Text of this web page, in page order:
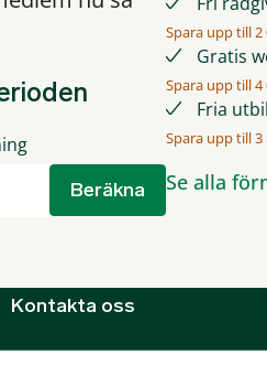
Beräkna
Spara upp till
Gratis
Spara upp till
Fria
Spara upp till
Se alla
Kontakta oss